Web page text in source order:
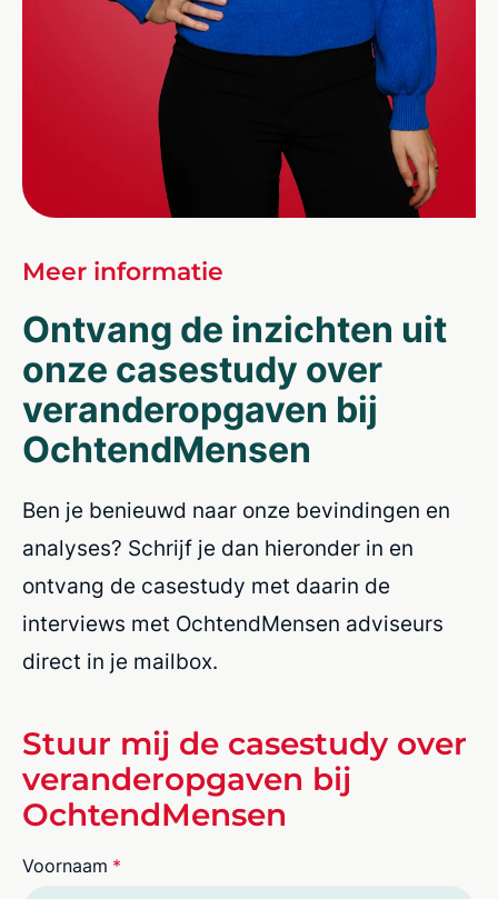
Meer informatie
Ontvang de inzichten uit
onze casestudy over
veranderopgaven bij
OchtendMensen
Ben je benieuwd naar onze bevindingen en
analyses? Schrijf je dan hieronder in en
ontvang de casestudy met daarin de
interviews met OchtendMensen adviseurs
direct in je mailbox.
Stuur mij de casestudy over
veranderopgaven bij
OchtendMensen
Voornaam *